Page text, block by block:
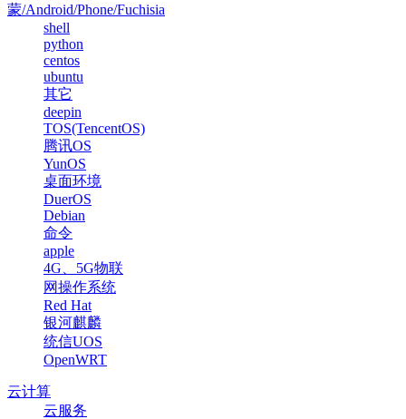
蒙/Android/Phone/Fuchisia
shell
python
centos
ubuntu
其它
deepin
TOS(TencentOS)
腾讯OS
YunOS
桌面环境
DuerOS
Debian
命令
apple
4G、5G物联
网操作系统
Red Hat
银河麒麟
统信UOS
OpenWRT
云计算
云服务